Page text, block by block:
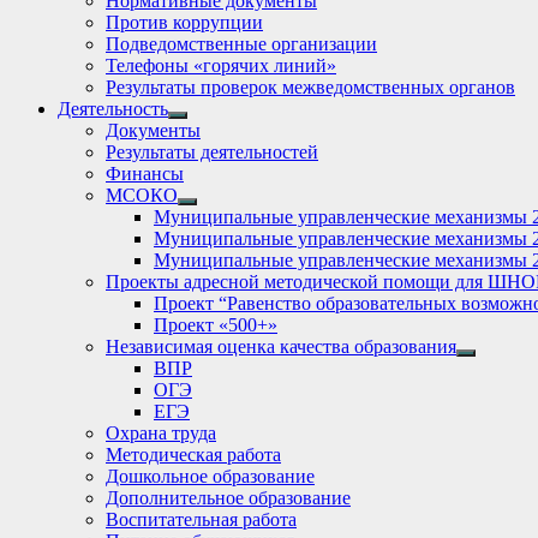
Против коррупции
Подведомственные организации
Телефоны «горячих линий»
Результаты проверок межведомственных органов
Деятельность
Show
sub
menu
Документы
Результаты деятельностей
Финансы
МСОКО
Show
sub
menu
Муниципальные управленческие механизмы
Муниципальные управленческие механизмы
Муниципальные управленческие механизмы
Проекты адресной методической помощи для
Проект “Равенство образовательных
Проект «500+»
Независимая оценка качества образования
Show
ВПР
ОГЭ
ЕГЭ
Охрана труда
Методическая работа
Дошкольное образование
Дополнительное образование
Воспитательная работа